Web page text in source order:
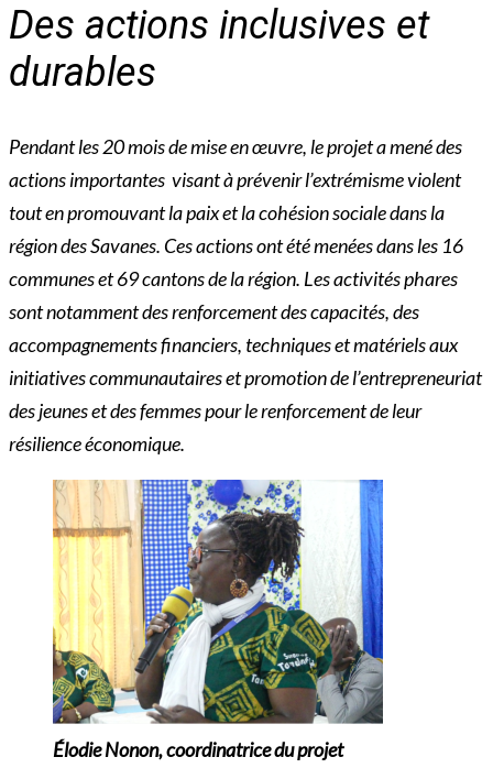
Des actions inclusives et
durables
Pendant les 20 mois de mise en œuvre, le projet a mené des
actions importantes visant à prévenir l’extrémisme violent
tout en promouvant la paix et la cohésion sociale dans la
région des Savanes. Ces actions ont été menées dans les 16
communes et 69 cantons de la région. Les activités phares
sont notamment des renforcement des capacités, des
accompagnements financiers, techniques et matériels aux
initiatives communautaires et promotion de l’entrepreneuriat
des jeunes et des femmes pour le renforcement de leur
résilience économique.
Élodie Nonon, coordinatrice du projet